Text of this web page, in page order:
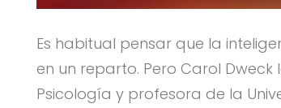
Es habitual pensar que la
en un reparto. Pero Carol
Psicología y profesora de la